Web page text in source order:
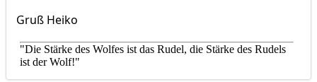
Gruß Heiko
"Die Stärke des Wolfes ist das Rudel, die Stärke des Rudels
ist der Wolf!"